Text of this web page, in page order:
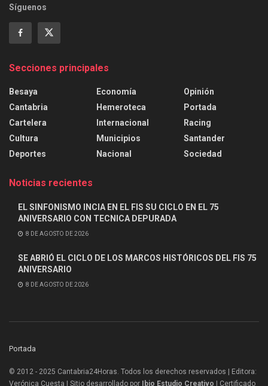
Síguenos
Secciones principales
Besaya
Cantabria
Cartelera
Cultura
Deportes
Economía
Hemeroteca
Internacional
Municipios
Nacional
Opinión
Portada
Racing
Santander
Sociedad
Noticias recientes
EL SINFONISMO INCIA EN EL FIS SU CICLO EN EL 75
ANIVERSARIO CON TECNICA DEPURADA
8 DE AGOSTO DE 2026
SE ABRIÓ EL CICLO DE LOS MARCOS HISTÓRICOS DEL FIS 75
ANIVERSARIO
8 DE AGOSTO DE 2026
Portada
© 2012 - 2025 Cantabria24Horas. Todos los derechos reservados | Editora:
Verónica Cuesta | Sitio desarrollado por
Ibio Estudio Creativo | Certificado